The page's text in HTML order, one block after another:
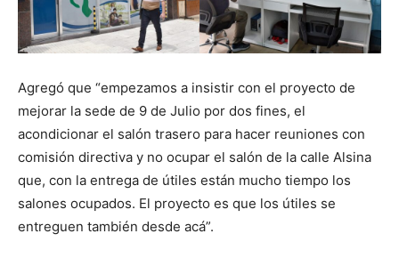
Agregó que “empezamos a insistir con el proyecto de
mejorar la sede de 9 de Julio por dos fines, el
acondicionar el salón trasero para hacer reuniones con
comisión directiva y no ocupar el salón de la calle Alsina
que, con la entrega de útiles están mucho tiempo los
salones ocupados. El proyecto es que los útiles se
entreguen también desde acá”.